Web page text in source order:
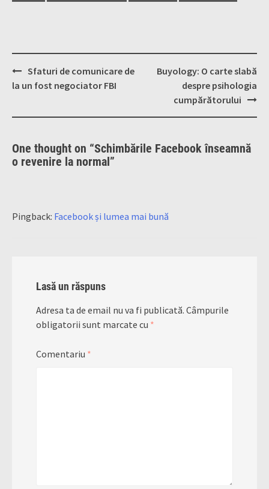
Post
navigation
Sfaturi de comunicare de
la un fost negociator FBI
Buyology: O carte slabă
despre psihologia
cumpărătorului
One thought on “Schimbările Facebook înseamnă
o revenire la normal”
Pingback: Facebook și lumea mai bună
Lasă un răspuns
Adresa ta de email nu va fi publicată. Câmpurile
obligatorii sunt marcate cu *
Comentariu *